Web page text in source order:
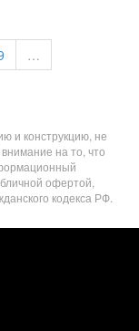
…
и конструкцию, не
на то, что
офертой,
кодекса РФ.